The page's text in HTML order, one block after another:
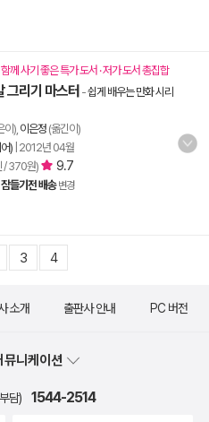
께 사기 좋은 특가 도서 · 저가 도서 총집합
그리기 마스터 -쉽게 배우는 만화 시리
이), 이은정 (옮긴이)
) 2012년 04월
/ 370원) 9.7
잠들기전 배송 변경
3 4
소개 출판사 안내 PC 버전
니케이션
담) 1544-2514